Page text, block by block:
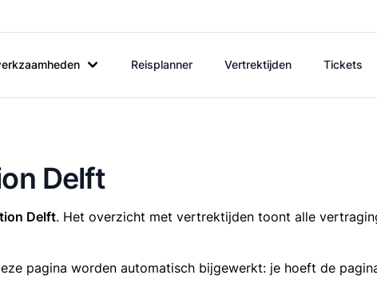
Reisplanner Vertrektijden Tickets
Delft
Delft. Het overzicht met vertrektijden toont alle
pagina worden automatisch bijgewerkt: je hoeft de